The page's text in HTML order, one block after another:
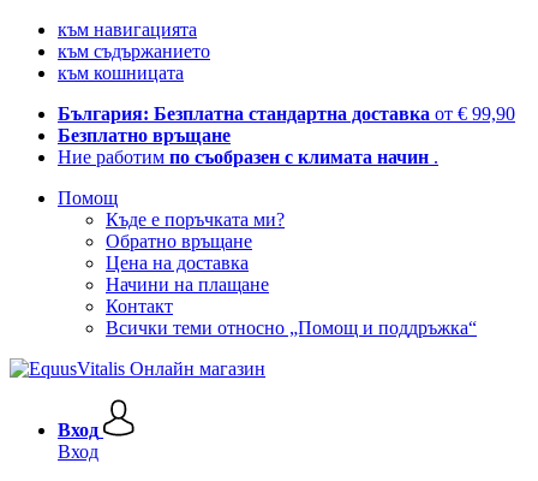
към навигацията
към съдържанието
към кошницата
България: Безплатна стандартна доставка от € 99,90
Безплатно връщане
Ние работим по съобразен с климата начин .
Помощ
Къде е поръчката ми?
Обратно връщане
Цена на доставка
Начини на плащане
Контакт
Всички теми относно „Помощ и поддръжка“
Вход
Вход